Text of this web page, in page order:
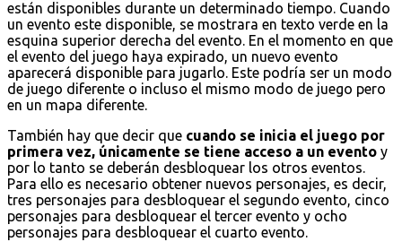
están disponibles durante un determinado tiempo. Cuando
un evento este disponible, se mostrara en texto verde en la
esquina superior derecha del evento. En el momento en que
el evento del juego haya expirado, un nuevo evento
aparecerá disponible para jugarlo. Este podría ser un modo
de juego diferente o incluso el mismo modo de juego pero
en un mapa diferente.
También hay que decir que cuando se inicia el juego por
primera vez, únicamente se tiene acceso a un evento y
por lo tanto se deberán desbloquear los otros eventos.
Para ello es necesario obtener nuevos personajes, es decir,
tres personajes para desbloquear el segundo evento, cinco
personajes para desbloquear el tercer evento y ocho
personajes para desbloquear el cuarto evento.